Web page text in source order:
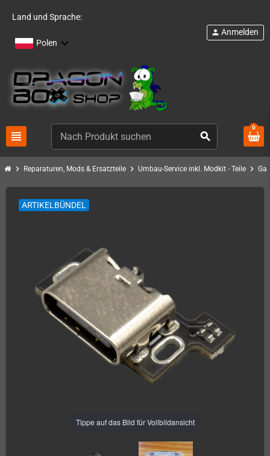
Land und Sprache:
Polen
view_headline search
person Anmelden
0
chevron_right Reparaturen, Mods & Ersatzteile chevron_right Umbau-Service inkl. Modkit - Teile chevron_right
Tippe auf das Bild für Vollbildansicht
ARTIKELBÜNDEL